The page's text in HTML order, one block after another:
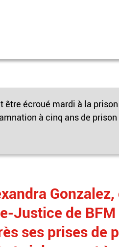
être écroué mardi à la
à cinq ans de
Justice de BFM
ses prises de